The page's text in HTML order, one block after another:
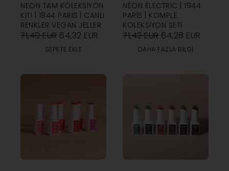
NEON TAM KOLEKSIYON
KITI | 1944 PARIS | CANLI
RENKLER VEGAN JELLER
71,40EUR 64,32 EUR
SEPETE EKLE
NÉON ÉLECTRIC | 1944
PARIS | KOMPLE
KOLEKSIYON SETI
71,42EUR 64,28 EUR
DAHA FAZLA BILGI